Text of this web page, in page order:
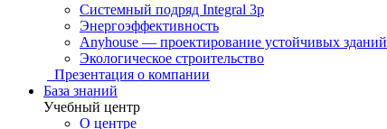
Системный подряд Integral 3p
Энергоэффективность
Anyhouse — проектирование устойчивых зданий
Экологическое строительство
Презентация о компании
База знаний
Учебный центр
О центре